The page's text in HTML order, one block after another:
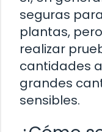
seguras
plantas,
realizar
cantidades
grandes
sensibles.